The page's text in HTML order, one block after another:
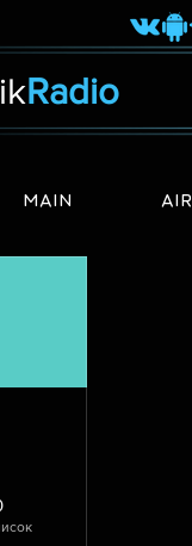
MAIN AIR
Radio